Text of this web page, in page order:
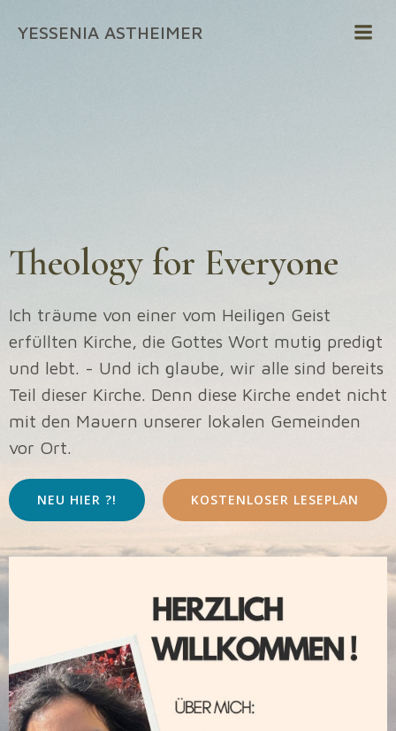
Inhalt
YESSENIA ASTHEIMER
Theology for Everyone
Ich träume von einer vom Heiligen Geist
erfüllten Kirche, die Gottes Wort mutig predigt
und lebt. - Und ich glaube, wir alle sind bereits
Teil dieser Kirche. Denn diese Kirche endet nicht
mit den Mauern unserer lokalen Gemeinden
vor Ort.
NEU HIER ?! KOSTENLOSER LESEPLAN